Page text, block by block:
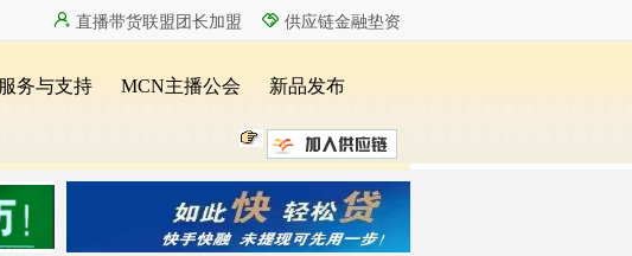
供应链金融垫资
直播带货联盟团长加盟